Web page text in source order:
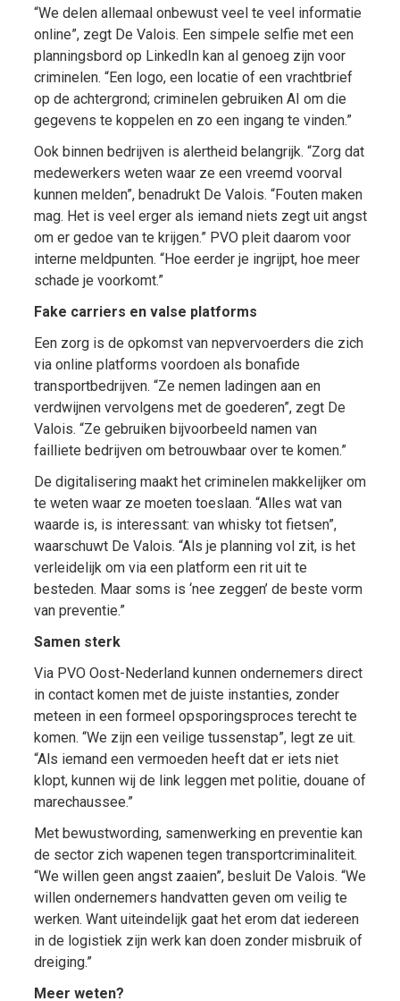
“We delen allemaal onbewust veel te veel informatie
online”, zegt De Valois. Een simpele selfie met een
planningsbord op LinkedIn kan al genoeg zijn voor
criminelen. “Een logo, een locatie of een vrachtbrief
op de achtergrond; criminelen gebruiken AI om die
gegevens te koppelen en zo een ingang te vinden.”
Ook binnen bedrijven is alertheid belangrijk. “Zorg dat
medewerkers weten waar ze een vreemd voorval
kunnen melden”, benadrukt De Valois. “Fouten maken
mag. Het is veel erger als iemand niets zegt uit angst
om er gedoe van te krijgen.” PVO pleit daarom voor
interne meldpunten. “Hoe eerder je ingrijpt, hoe meer
schade je voorkomt.”
Fake carriers en valse platforms
Een zorg is de opkomst van nepvervoerders die zich
via online platforms voordoen als bonafide
transportbedrijven. “Ze nemen ladingen aan en
verdwijnen vervolgens met de goederen”, zegt De
Valois. “Ze gebruiken bijvoorbeeld namen van
failliete bedrijven om betrouwbaar over te komen.”
De digitalisering maakt het criminelen makkelijker om
te weten waar ze moeten toeslaan. “Alles wat van
waarde is, is interessant: van whisky tot fietsen”,
waarschuwt De Valois. “Als je planning vol zit, is het
verleidelijk om via een platform een rit uit te
besteden. Maar soms is ‘nee zeggen’ de beste vorm
van preventie.”
Samen sterk
Via PVO Oost-Nederland kunnen ondernemers direct
in contact komen met de juiste instanties, zonder
meteen in een formeel opsporingsproces terecht te
komen. “We zijn een veilige tussenstap”, legt ze uit.
“Als iemand een vermoeden heeft dat er iets niet
klopt, kunnen wij de link leggen met politie, douane of
marechaussee.”
Met bewustwording, samenwerking en preventie kan
de sector zich wapenen tegen transportcriminaliteit.
“We willen geen angst zaaien”, besluit De Valois. “We
willen ondernemers handvatten geven om veilig te
werken. Want uiteindelijk gaat het erom dat iedereen
in de logistiek zijn werk kan doen zonder misbruik of
dreiging.”
Meer weten?